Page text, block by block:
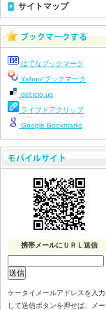
サイトマップ
はてなブックマーク
Yahoo!ブックマーク
del.icio.us
ライブドアクリップ
Google Bookmarks
携帯メールにＵＲＬ送信
ケータイメールアドレスを入力
して送信ボタンを押せば、メー